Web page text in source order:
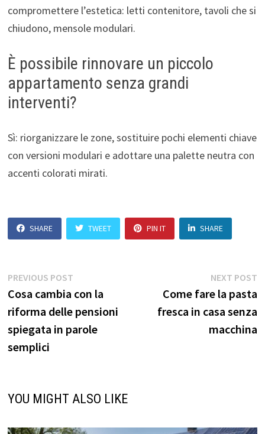
compromettere l’estetica: letti contenitore, tavoli che si
chiudono, mensole modulari.
È possibile rinnovare un piccolo
appartamento senza grandi
interventi?
Sì: riorganizzare le zone, sostituire pochi elementi chiave
con versioni modulari e adottare una palette neutra con
accenti colorati mirati.
SHARE TWEET PIN IT SHARE
Navigazione
articoli
PREVIOUS POSTPrevious
post:
Cosa cambia con la
riforma delle pensioni
spiegata in parole
semplici
NEXT POST
Come fare la pasta
fresca in casa senza
macchina
YOU MIGHT ALSO LIKE